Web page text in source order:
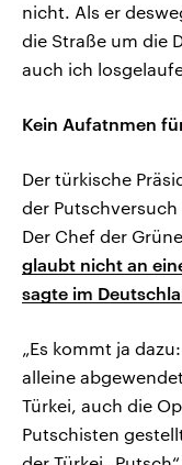
nicht. Als er
die Straße um die
auch ich
Kein Aufatnmen
Der türkische
der Putschversuch
Der Chef der
glaubt nicht an
sagte im
„Es kommt ja
alleine
Türkei, auch die
Putschisten